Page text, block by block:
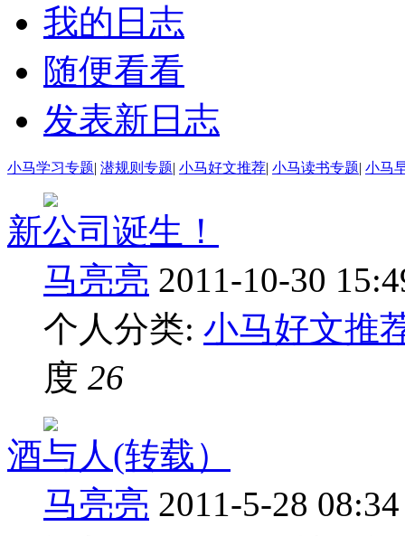
我的日志
随便看看
发表新日志
小马学习专题| 潜规则专题| 小马好文推荐| 小马读书专题| 小马
新公司诞生！
马亮亮 2011-10-30
个人分类: 小马好文推
度 26
酒与人(转载）
马亮亮 2011-5-28 08:34